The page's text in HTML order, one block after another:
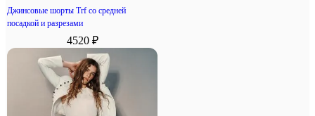
Джинсовые шорты Trf со средней
посадкой и разрезами
4520 ₽